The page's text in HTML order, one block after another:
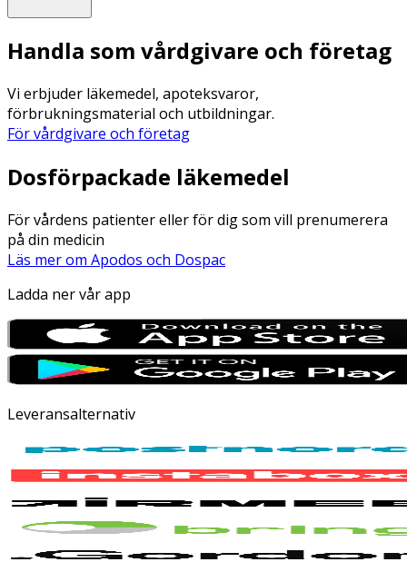
Handla som vårdgivare och företag
Vi erbjuder läkemedel, apoteksvaror,
förbrukningsmaterial och utbildningar.
För vårdgivare och företag
Dosförpackade läkemedel
För vårdens patienter eller för dig som vill prenumerera
på din medicin
Läs mer om Apodos och Dospac
Ladda ner vår app
Leveransalternativ